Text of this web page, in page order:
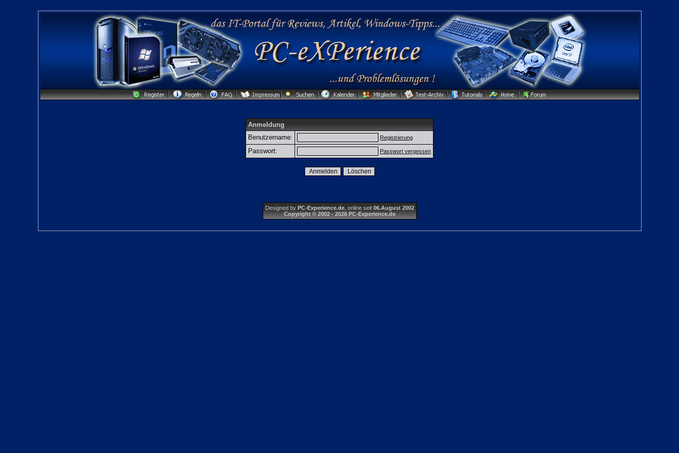
Anmeldung
Benutzername:
Registrierung
Passwort: Passwort vergessen
Designed by PC-Experience.de, online seit 06.August 2002
Copyright © 2002 - 2026 PC-Experience.de